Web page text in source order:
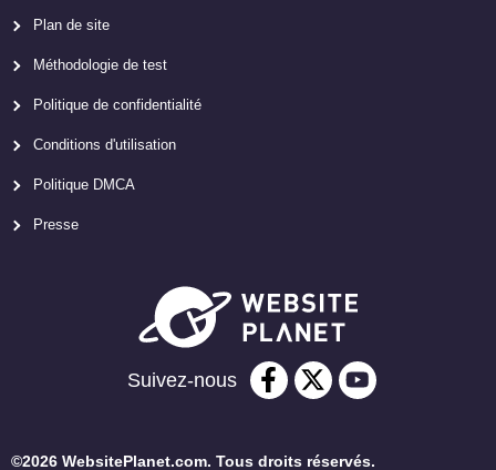
Plan de site
Méthodologie de test
Politique de confidentialité
Conditions d'utilisation
Politique DMCA
Presse
Suivez-nous
©2026 WebsitePlanet.com. Tous droits réservés.